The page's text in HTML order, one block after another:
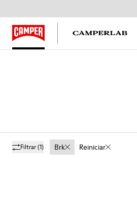
Filtrar(1) Brk Reiniciar